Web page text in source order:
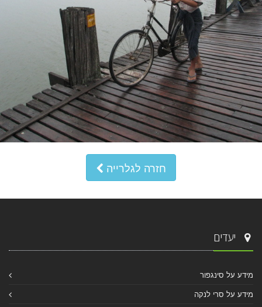
חזרה לגלרייה
יעדים
מידע על סינגפור
מידע על סרי לנקה